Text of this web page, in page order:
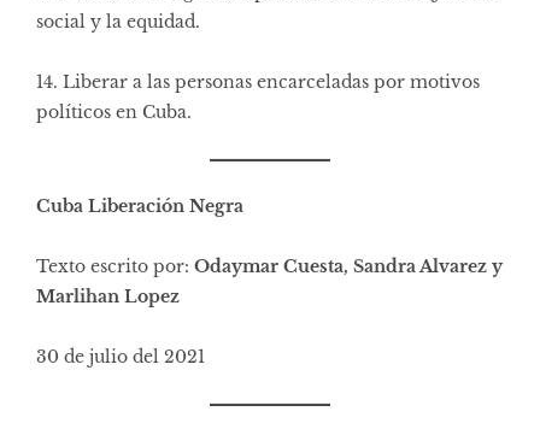
social y la equidad.
14. Liberar a las personas encarceladas por motivos
políticos en Cuba.
Cuba Liberación Negra
Texto escrito por: Odaymar Cuesta, Sandra Alvarez y
Marlihan Lopez
30 de julio del 2021